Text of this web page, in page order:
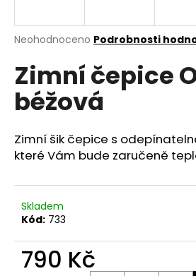
Průměrné
produktu
je
0,0
hvězdiček.
Neohodnoceno Podrobnosti
Zimní čepice
béžová
Zimní šik čepice s
které Vám bude zaručeně
Skladem
Kód: 733
790 Kč
j
t
?
HLEDAT
D
o
p